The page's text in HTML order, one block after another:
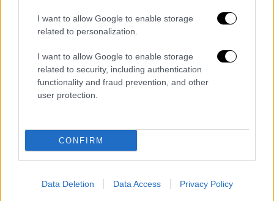
I want to allow Google to enable storage
related to personalization.
I want to allow Google to enable storage
related to security, including authentication
functionality and fraud prevention, and other
user protection.
CONFIRM
Data Deletion Data Access Privacy Policy
ΕΘΝΟΣ θα παρεμβαίνει και τα προσβλητικά σχόλια θα
διαγράφονται
καταχώρηση